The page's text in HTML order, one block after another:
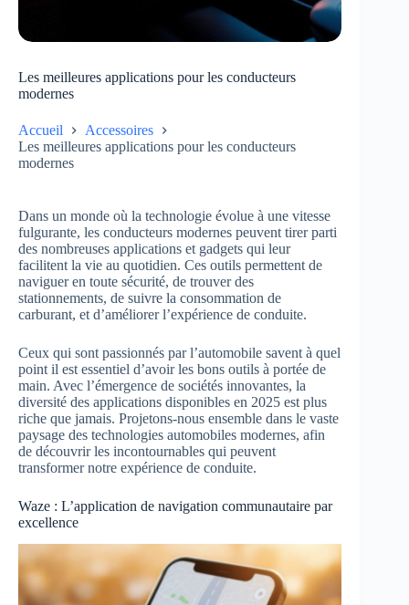
Les meilleures applications pour les conducteurs
modernes
Accueil
Accessoires
Les meilleures applications pour les conducteurs
modernes
Dans un monde où la technologie évolue à une vitesse
fulgurante, les conducteurs modernes peuvent tirer parti
des nombreuses applications et gadgets qui leur
facilitent la vie au quotidien. Ces outils permettent de
naviguer en toute sécurité, de trouver des
stationnements, de suivre la consommation de
carburant, et d’améliorer l’expérience de conduite.
Ceux qui sont passionnés par l’automobile savent à quel
point il est essentiel d’avoir les bons outils à portée de
main. Avec l’émergence de sociétés innovantes, la
diversité des applications disponibles en 2025 est plus
riche que jamais. Projetons-nous ensemble dans le vaste
paysage des technologies automobiles modernes, afin
de découvrir les incontournables qui peuvent
transformer notre expérience de conduite.
Waze : L’application de navigation communautaire par
excellence